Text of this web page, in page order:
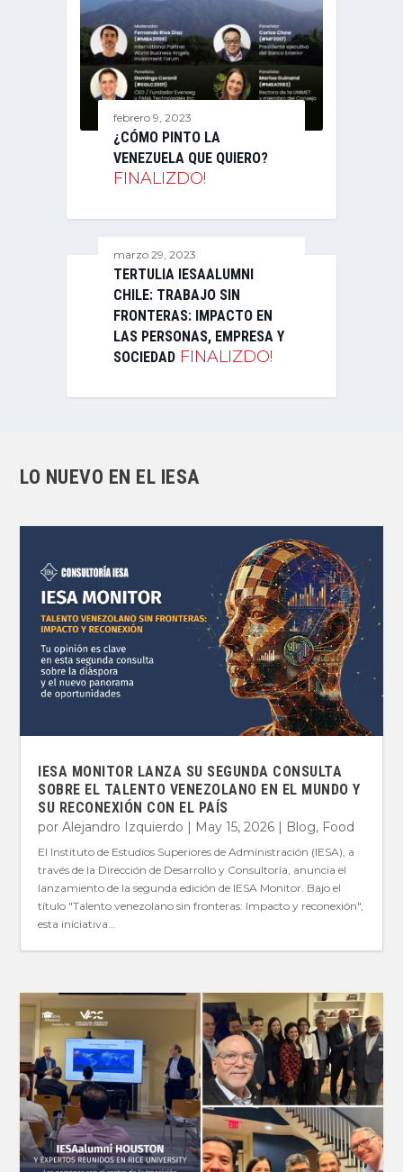
febrero 9, 2023
¿CÓMO PINTO LA
VENEZUELA QUE QUIERO?
FINALIZDO!
marzo 29, 2023
TERTULIA IESAALUMNI
CHILE: TRABAJO SIN
FRONTERAS: IMPACTO EN
LAS PERSONAS, EMPRESA Y
SOCIEDAD FINALIZDO!
LO NUEVO EN EL IESA
IESA MONITOR LANZA SU SEGUNDA CONSULTA
SOBRE EL TALENTO VENEZOLANO EN EL MUNDO Y
SU RECONEXIÓN CON EL PAÍS
porAlejandro Izquierdo | May 15, 2026 | Blog, Food
El Instituto de Estudios Superiores de Administración (IESA), a
través de la Dirección de Desarrollo y Consultoría, anuncia el
lanzamiento de la segunda edición de IESA Monitor. Bajo el
título "Talento venezolano sin fronteras: Impacto y reconexión",
esta iniciativa...